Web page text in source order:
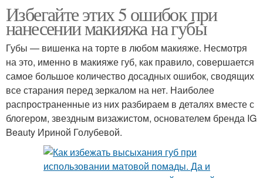
Избегайте этих 5 ошибок при
нанесении макияжа на губы
Губы — вишенка на торте в любом макияже. Несмотря
на это, именно в макияже губ, как правило, совершается
самое большое количество досадных ошибок, сводящих
все старания перед зеркалом на нет. Наиболее
распространенные из них разбираем в деталях вместе с
блогером, звездным визажистом, основателем бренда IG
Beauty Ириной Голубевой.